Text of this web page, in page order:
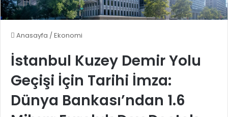
Anasayfa /Ekonomi
İstanbul Kuzey Demir Yolu
Geçişi İçin Tarihi İmza:
Dünya Bankası’ndan 1.6